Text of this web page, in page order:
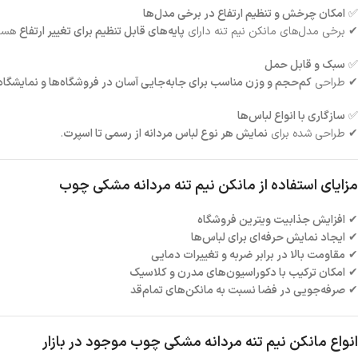
✅ امکان چرخش و تنظیم ارتفاع در برخی مدل‌ها
✔ برخی مدل‌های مانکن نیم تنه دارای پایه‌های قابل تنظیم برای تغییر ارتفاع
✅ سبک و قابل حمل
✔ طراحی کم‌حجم و وزن مناسب برای جابه‌جایی آسان در فروشگاه‌ها و
✅ سازگاری با انواع لباس‌ها
✔ طراحی شده برای نمایش هر نوع لباس مردانه از رسمی تا اسپرت.
مزایای استفاده از مانکن نیم تنه مردانه مشکی چوب
✔ افزایش جذابیت ویترین فروشگاه
✔ ایجاد نمایش حرفه‌ای برای لباس‌ها
✔ مقاومت بالا در برابر ضربه و تغییرات دمایی
✔ امکان ترکیب با دکوراسیون‌های مدرن و کلاسیک
✔ صرفه‌جویی در فضا نسبت به مانکن‌های تمام‌قد
انواع مانکن نیم تنه مردانه مشکی چوب موجود در بازار